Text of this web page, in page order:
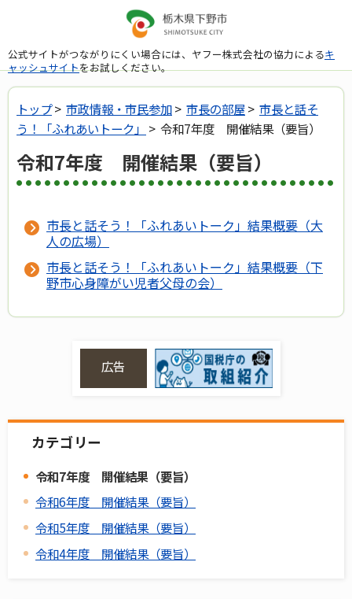
公式サイトがつながりにくい場合には、ヤフー株式会社の協力によるキ
ャッシュサイトをお試しください。
トップ> 市政情報・市民参加> 市長の部屋> 市長と話そ
う！「ふれあいトーク」 > 令和7年度 開催結果（要旨）
令和7年度 開催結果（要旨）
市長と話そう！「ふれあいトーク」結果概要（大
人の広場）
市長と話そう！「ふれあいトーク」結果概要（下
野市心身障がい児者父母の会）
広告
カテゴリー
令和7年度 開催結果（要旨）
令和6年度 開催結果（要旨）
令和5年度 開催結果（要旨）
令和4年度 開催結果（要旨）